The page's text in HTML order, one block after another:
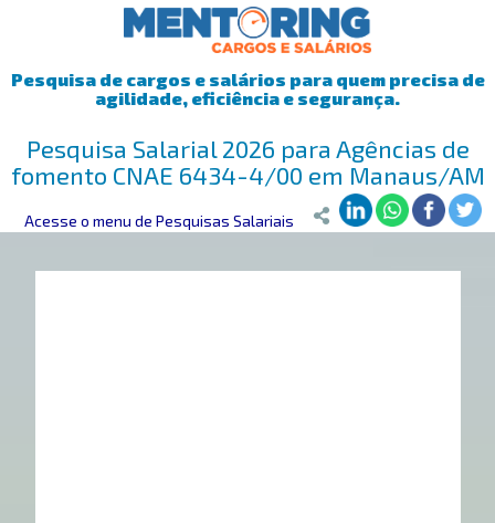
Pesquisa de cargos e salários para quem precisa de
agilidade, eficiência e segurança.
Pesquisa Salarial 2026 para Agências de
fomento CNAE 6434-4/00 em Manaus/AM
Mentoring>Pesquisa Salarial>Manaus/AM >Agências de
Acesse o menu de Pesquisas Salariais